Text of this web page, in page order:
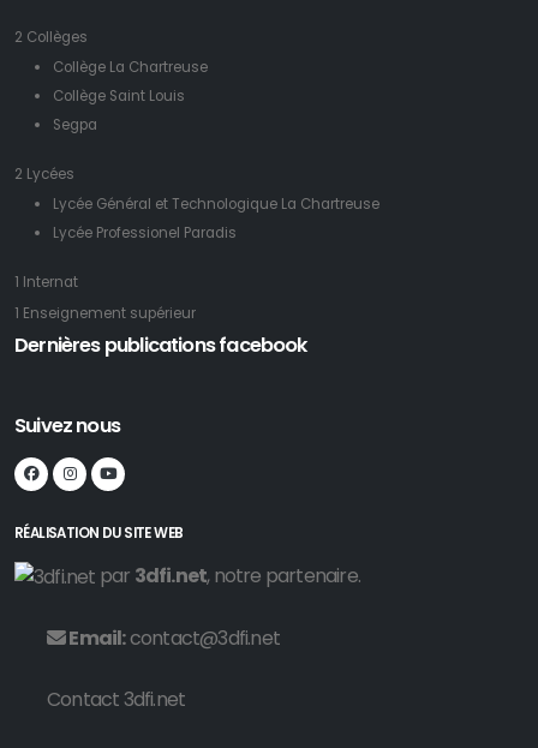
2 Collèges
Collège La Chartreuse
Collège Saint Louis
Segpa
2 Lycées
Lycée Général et Technologique La Chartreuse
Lycée Professionel Paradis
1 Internat
1 Enseignement supérieur
Dernières publications facebook
Suivez nous
RÉALISATION DU SITE WEB
par 3dfi.net, notre partenaire.
Email:contact@3dfi.net
Contact 3dfi.net